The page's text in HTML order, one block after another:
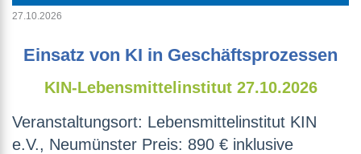
27.10.2026
Einsatz von KI in Geschäftsprozessen
KIN-Lebensmittelinstitut 27.10.2026
Veranstaltungsort: Lebensmittelinstitut KIN
e.V., Neumünster Preis: 890 € inklusive